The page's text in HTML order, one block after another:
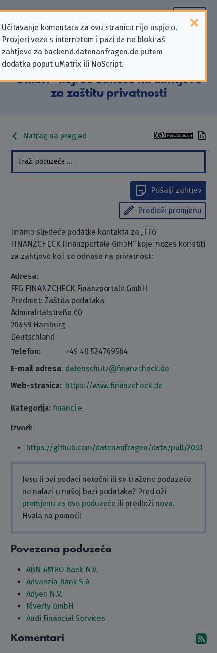
Učitavanje komentara za ovu stranicu nije uspjelo.
Provjeri vezu s internetom i pazi da ne blokiraš
zahtjeve za backend.datenanfragen.de putem
dodatka poput uMatrix ili NoScript.
Podaci kontakta „FFG
FINANZCHECK Finanzportale
GmbH” koji se odnose na zahtjeve
za zaštitu privatnosti
Natrag na pregled
Pošalji zahtjev
Predloži promjenu
Imamo sljedeće podatke kontakta za „FFG
FINANZCHECK Finanzportale GmbH“ koje možeš koristiti
za zahtjeve koji se odnose na privatnost:
Adresa:
FFG FINANZCHECK Finanzportale GmbH
Predmet: Zaštita podataka
Admiralitätstraße 60
20459 Hamburg
Deutschland
Telefon:
+49 40 524769564
E-mail adresa: datenschutz@finanzcheck.de
Web-stranica: https://www.finanzcheck.de
Kategorija: financije
Izvori:
https://github.com/datenanfragen/data/pull/2053
Jesu li ovi podaci netočni ili se traženo poduzeće
ne nalazi u našoj bazi podataka? Predloži
promjenu za ovo poduzeće ili predloži novo.
Hvala na pomoći!
Povezana poduzeća
ABN AMRO Bank N.V.
Advanzia Bank S.A.
Adyen N.V.
Riverty GmbH
Audi Financial Services
Komentari